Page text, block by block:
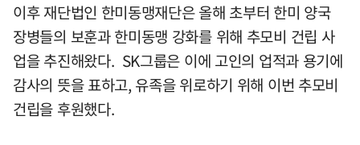
이후 재단법인 한미동맹재단은 올해 초부터 한미 양국
장병들의 보훈과 한미동맹 강화를 위해 추모비 건립 사
업을 추진해왔다. SK그룹은 이에 고인의 업적과 용기에
감사의 뜻을 표하고, 유족을 위로하기 위해 이번 추모비
건립을 후원했다.